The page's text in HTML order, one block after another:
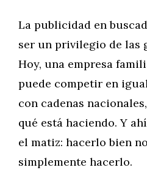
La publicidad en
ser un privilegio de las
Hoy, una empresa
puede competir en
con cadenas
qué está haciendo. Y
el matiz: hacerlo bien
simplemente hacerlo.